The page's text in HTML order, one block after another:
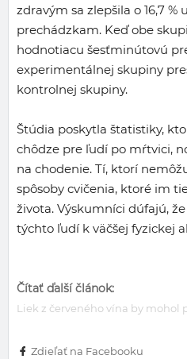
zdravým sa zlepšila o 16,7 %
prechádzkam. Keď obe
hodnotiacu šesťminútovú
experimentálnej skupiny
kontrolnej skupiny.
Štúdia poskytla štatistiky,
chôdze pre ľudí po mŕtvici,
na chodenie. Tí, ktorí
spôsoby cvičenia, ktoré im
života. Výskumníci dúfajú,
týchto ľudí k väčšej fyzickej
Čítať ďalší článok:
Liek z červeného vína by mohol
Zdieľať na Facebooku